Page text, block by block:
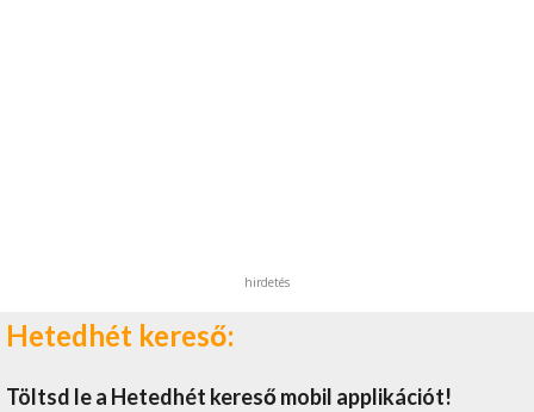
hirdetés
Hetedhét kereső:
Töltsd le a Hetedhét kereső mobil applikációt!